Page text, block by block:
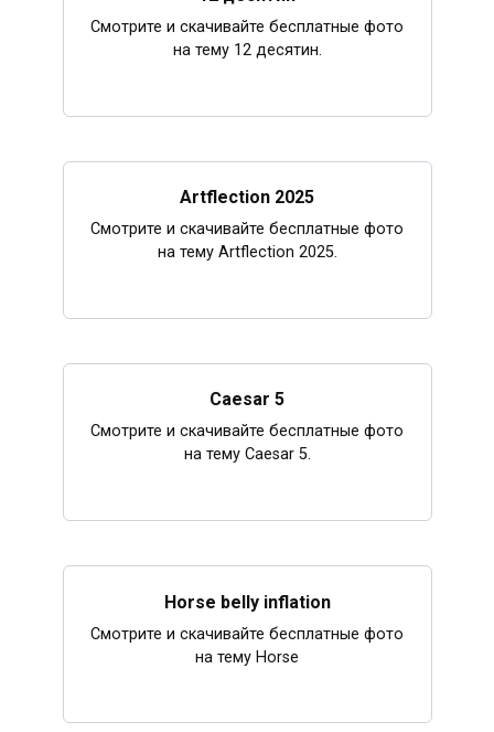
Смотрите и скачивайте бесплатные фото
на тему 12 десятин.
Artflection 2025
Смотрите и скачивайте бесплатные фото
на тему Artflection 2025.
Caesar 5
Смотрите и скачивайте бесплатные фото
на тему Caesar 5.
Horse belly inflation
Смотрите и скачивайте бесплатные фото
на тему Horse